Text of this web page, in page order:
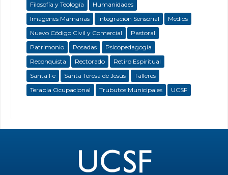
Filosofía y Teología
Humanidades
Imágenes Mamarias
Integración Sensorial
Medios
Nuevo Código Civil y Comercial
Pastoral
Patrimonio
Posadas
Psicopedagogía
Reconquista
Rectorado
Retiro Espiritual
Santa Fe
Santa Teresa de Jesús
Talleres
Terapia Ocupacional
Trubutos Municipales UCSF